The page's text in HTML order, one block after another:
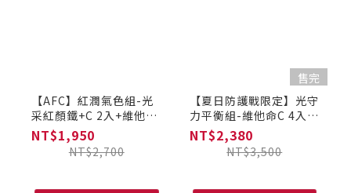
【AFC】紅潤氣色組-光
采紅顏鐵+C 2入+維他命
C 1入 (官網限定組合)
NT$1,950
NT$2,700
售完
【夏日防護戰限定】光守
力平衡組-維他命C 4入
+維他命D 1入 (官網限定
組合)
NT$2,380
NT$3,500